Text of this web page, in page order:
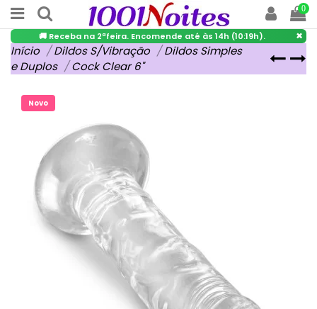
0
🚚 Receba na 2ªfeira. Encomende até às 14h (10:19h). ×
Início Dildos S/Vibração
Dildos Simples
e Duplos
Cock Clear 6"
Novo